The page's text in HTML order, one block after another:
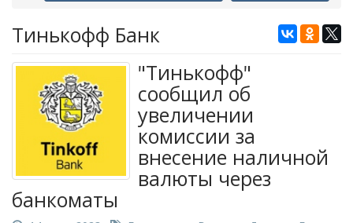
Тинькофф Банк
"Тинькофф"
сообщил об
увеличении
комиссии за
внесение наличной
валюты через
банкоматы